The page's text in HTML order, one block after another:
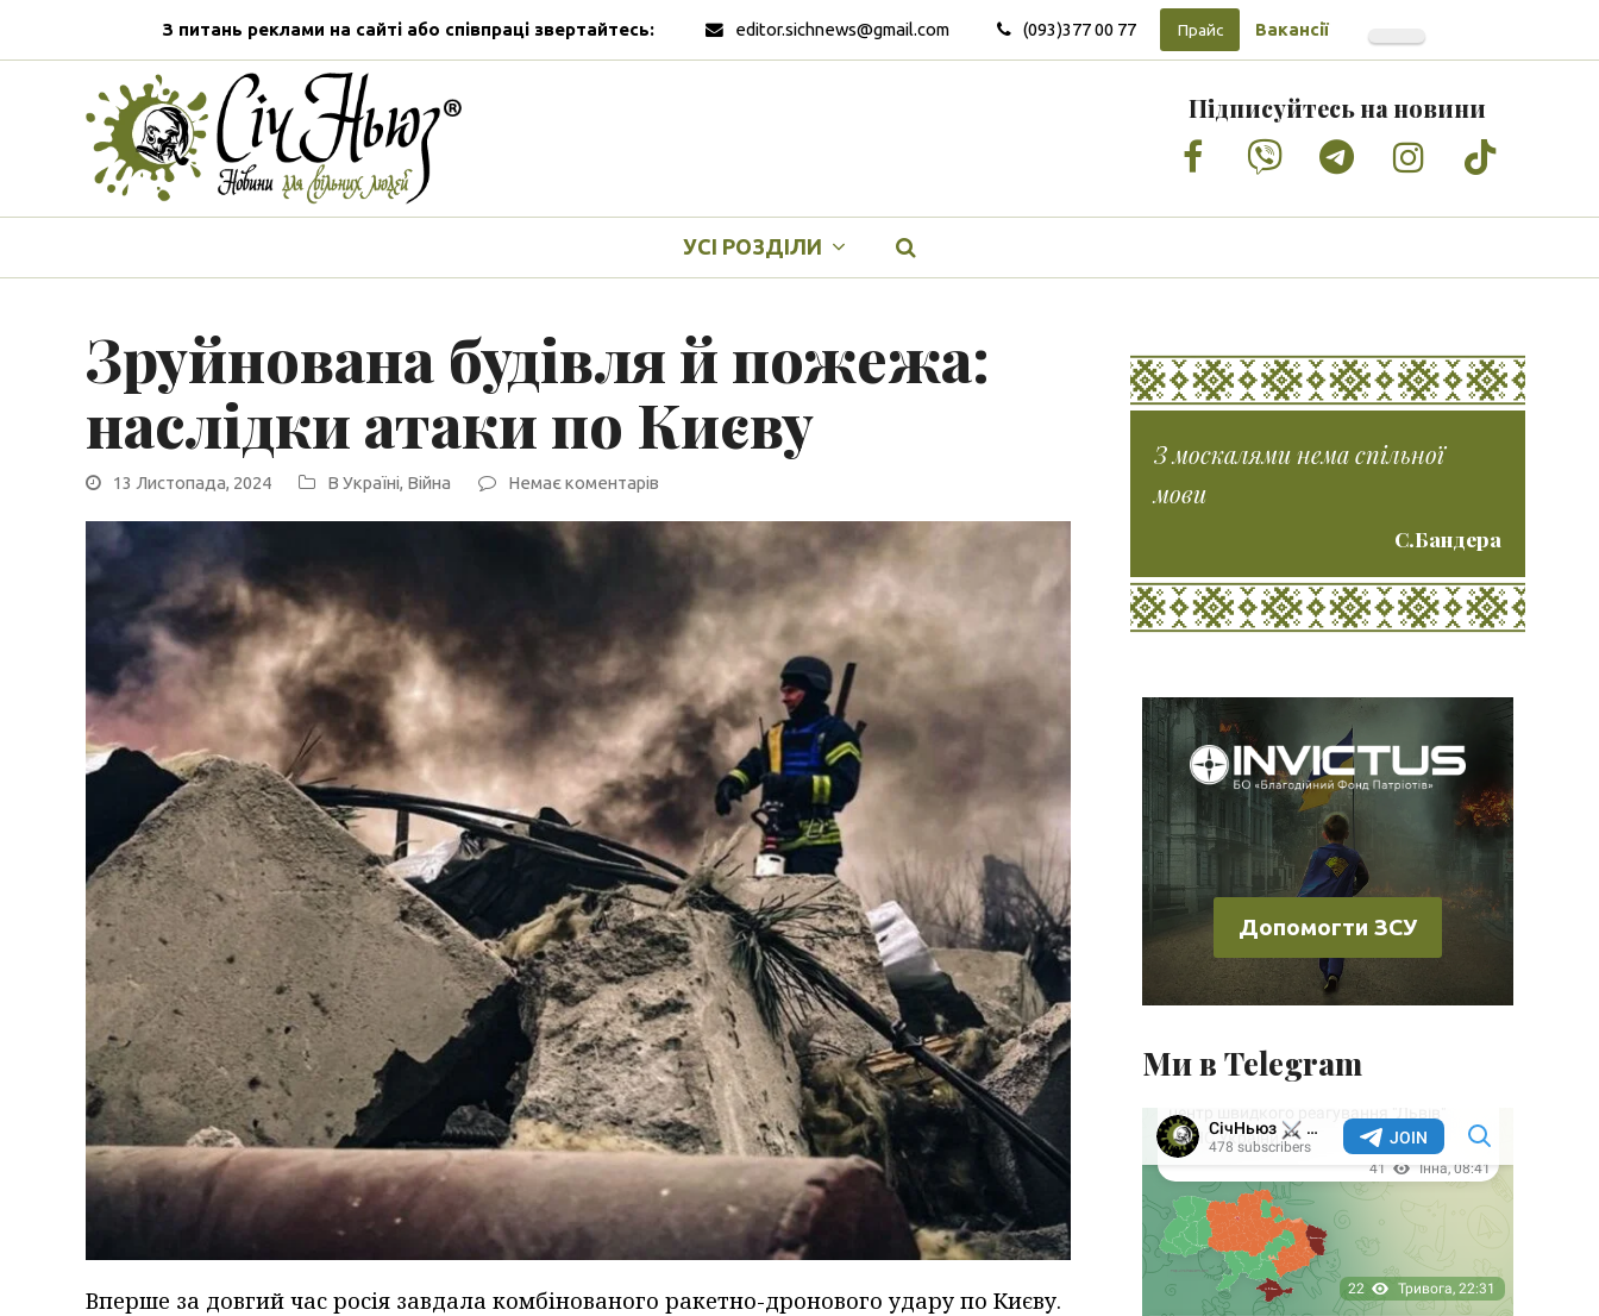
З питань реклами на сайті або співпраці звертайтесь: editor.sichnews@gmail.com (093)377 00 77 Прайс Вакансії
Підписуйтесь на новини
Facebook
VimeoTumblrInstagram
Tiktok
УСІ РОЗДІЛИ
Зруйнована будівля й пожежа:
наслідки атаки по Києву
13 Листопада, 2024 В Україні, Війна Немає коментарів
Вперше за довгий час росія завдала комбінованого ракетно-дронового удару по Києву.
З москалями нема спільної
мови
С.Бандера
Допомогти ЗСУ
Ми в Telegram